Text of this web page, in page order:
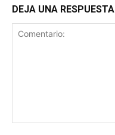
DEJA UNA RESPUESTA